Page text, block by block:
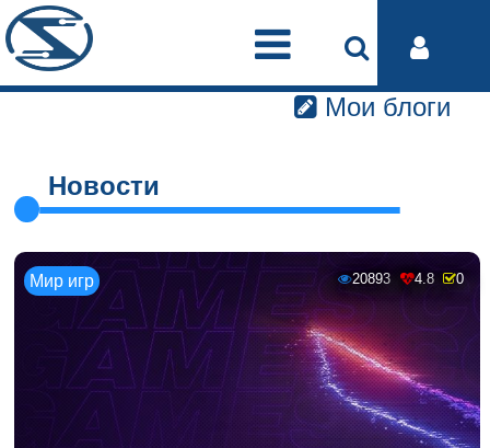
Мои блоги
Новости
Мир игр 20893 4.8 0